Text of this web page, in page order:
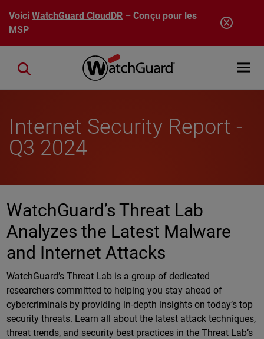
Aller au contenu principal
VoiciWatchGuard CloudDR – Conçu pour les
MSP
Open
Close search
Internet Security Report -
Q3 2024
WatchGuard’s Threat Lab
Analyzes the Latest Malware
and Internet Attacks
WatchGuard’s Threat Lab is a group of dedicated
researchers committed to helping you stay ahead of
cybercriminals by providing in-depth insights on today’s top
security threats. Learn all about the latest attack techniques,
threat trends, and security best practices in the Threat Lab’s